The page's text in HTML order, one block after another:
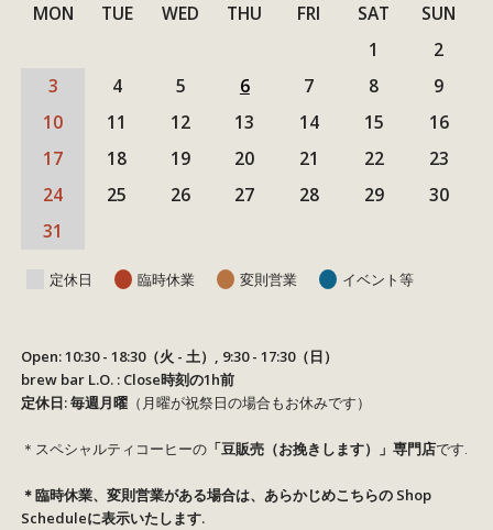
MON TUE WED THU FRI SAT
SUN
1
2
3
4 5 6 7 8
9
10
11 12 13 14 15
16
17
18 19 20 21 22
23
24
25 26 27 28 29
30
31
定休日 臨時休業 変則営業 イベント等
Open: 10:30 - 18:30（火 - 土）, 9:30 - 17:30（日）
brew bar L.O. : Close時刻の1h前
定休日: 毎週月曜 （月曜が祝祭日の場合もお休みです）
＊スペシャルティコーヒーの 「豆販売（お挽きします）」専門店です.
＊臨時休業、変則営業がある場合は、あらかじめこちらの Shop
Scheduleに表示いたします.